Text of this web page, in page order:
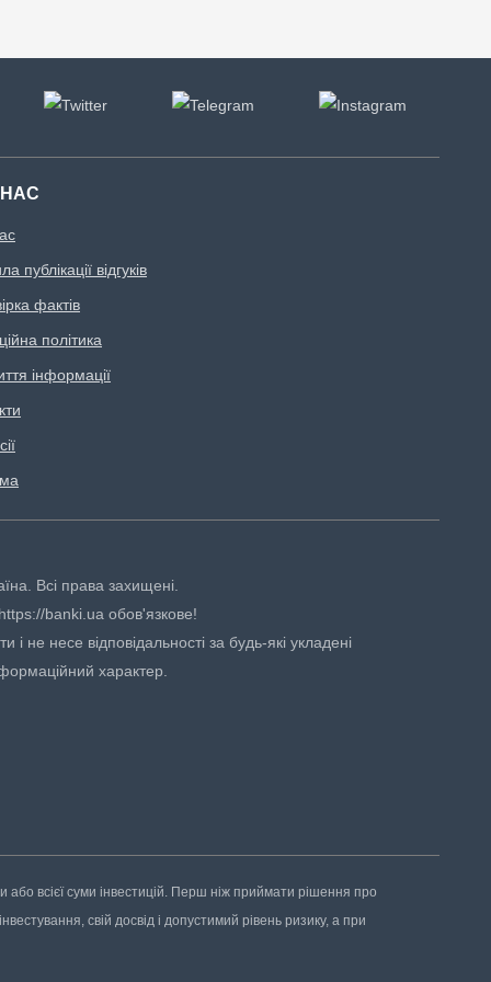
публікації відгуків
фактів
політика
інформації
Всі права захищені.
banki.ua обов'язкове!
несе відповідальності за будь-які укладені
характер.
або всієї суми інвестицій. Перш ніж приймати рішення про
свій досвід і допустимий рівень ризику, а при